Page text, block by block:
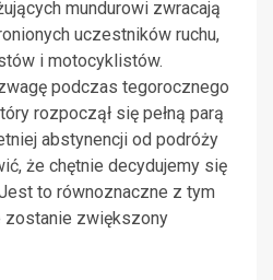
mundurowi zwracają
uczestników ruchu,
i motocyklistów.
podczas tegorocznego
rozpoczął się pełną parą
abstynencji od podróży
że chętnie decydujemy się
to równoznaczne z tym
zostanie zwiększony